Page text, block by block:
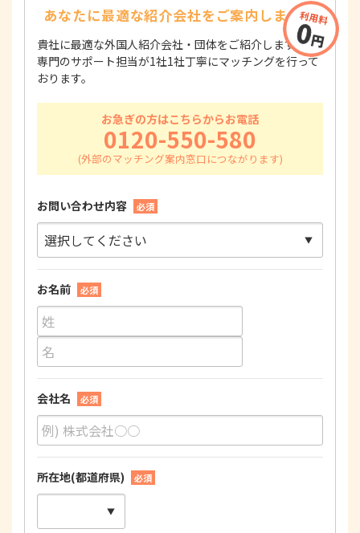
あなたに最適な紹介会社をご案内します！
貴社に最適な外国人紹介会社・団体をご紹介します！
専門のサポート担当が1社1社丁寧にマッチングを行って
おります。
お急ぎの方はこちらからお電話
0120-550-580
お問い合わせ内容 必須
お名前 必須
会社名 必須
所在地(都道府県) 必須